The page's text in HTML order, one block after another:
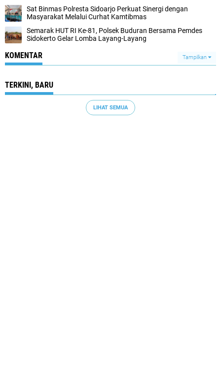
Sat Binmas Polresta Sidoarjo Perkuat Sinergi dengan
Masyarakat Melalui Curhat Kamtibmas
Semarak HUT RI Ke-81, Polsek Buduran Bersama Pemdes
Sidokerto Gelar Lomba Layang-Layang
KOMENTAR Tampilkan
TERKINI, BARU
LIHAT SEMUA